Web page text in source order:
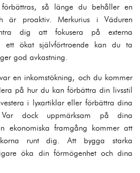
så länge du behåller en
är proaktiv. Merkurius i Väduren
dig att fokusera på externa
ett ökat självförtroende kan du ta
god avkastning.
en inkomstökning, och du kommer
på hur du kan förbättra din livsstil
i lyxartiklar eller förbättra dina
Var dock uppmärksam på dina
ekonomiska framgång kommer att
runt dig. Att bygga starka
öka din förmögenhet och dina